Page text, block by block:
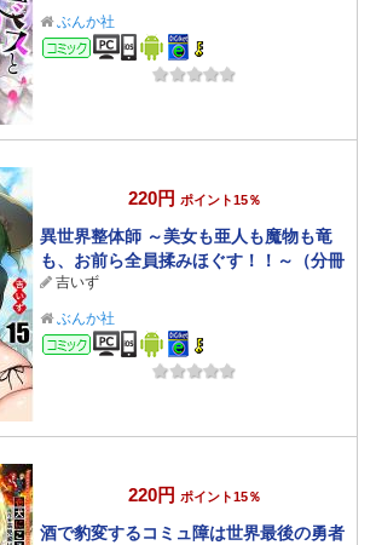
ぶんか社
コミック
220円 ポイント15％
異世界整体師 ～美女も亜人も魔物も竜
も、お前ら全員揉みほぐす！！～（分冊
版） 【第15話】
吉いず
ぶんか社
コミック
220円 ポイント15％
酒で豹変するコミュ障は世界最後の勇者